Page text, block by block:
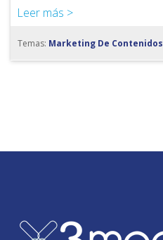
Leer más >
Temas: Marketing De Contenidos